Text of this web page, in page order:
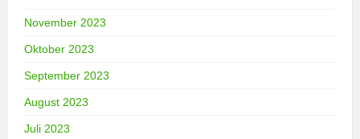
November 2023
Oktober 2023
September 2023
August 2023
Juli 2023